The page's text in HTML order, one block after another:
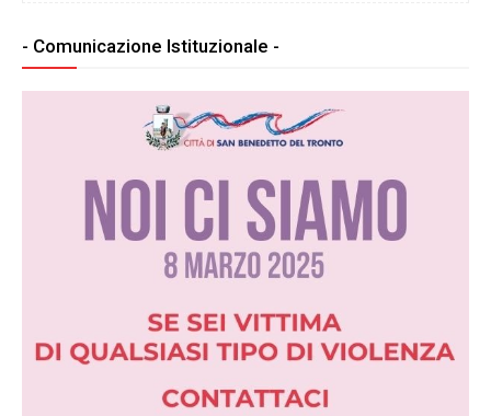
- Comunicazione Istituzionale -